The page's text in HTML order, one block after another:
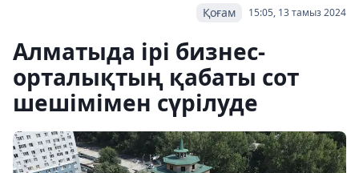
15:05, 13 тамыз 2024
Қоғам
Алматыда ірі бизнес-
орталықтың қабаты сот
шешімімен сүрілуде